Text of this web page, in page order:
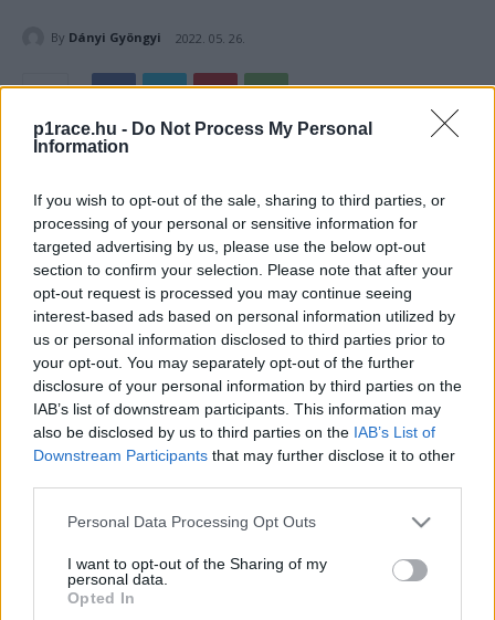
p1race.hu - Do Not Process My Personal
Information
If you wish to opt-out of the sale, sharing to third parties, or
processing of your personal or sensitive information for
targeted advertising by us, please use the below opt-out
section to confirm your selection. Please note that after your
opt-out request is processed you may continue seeing
interest-based ads based on personal information utilized by
us or personal information disclosed to third parties prior to
your opt-out. You may separately opt-out of the further
disclosure of your personal information by third parties on the
IAB’s list of downstream participants. This information may
also be disclosed by us to third parties on the IAB’s List of
Downstream Participants that may further disclose it to other
Please note that this website/app uses one or more Google
not limited to your visit or usage behaviour. You may click to
grant or deny consent to Google and its third-party tags to
use your data for below specified purposes in below Google
Personal Data Processing Opt Outs
I want to opt-out of the Sharing of my
personal data.
Opted In
By Dányi Gyöngyi 2022. 05. 26.
Az olasz aszfaltcsík elvileg a Ducatinak kedvez, ám a
francia világbajnok nyert már itt 2021-ben. A 2-es és a 3-
as szektort érzi leginkább magáénak.
- Hirdetés -
Fabio Quartararo a világbajnoki pontverseny éllovasaként
érkezik Mugellóba. A papírforma szerint azonban meg fog
gyűlni a baja az olasz pályával, illetve a soron következő
versenyhelyszínnel, Barcelonával is, mivel a hosszú
egyenesekben továbbra sincs meg a Yamaha tempója.
de vajon idén is sikerül-e neki a bravúr.